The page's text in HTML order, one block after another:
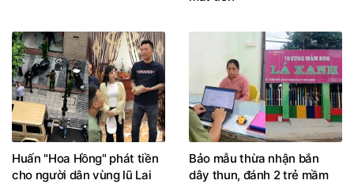
Huấn "Hoa Hồng" phát tiền
cho người dân vùng lũ Lai
Châu như thế nào?
Bảo mẫu thừa nhận bắn
dây thun, đánh 2 trẻ mầm
non ở TPHCM